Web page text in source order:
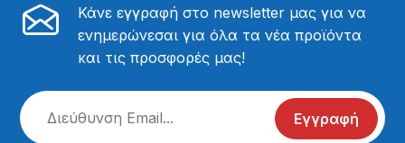
Κάνε εγγραφή στο newsletter μας για να
ενημερώνεσαι για όλα τα νέα προϊόντα
και τις προσφορές μας!
Εγγραφή